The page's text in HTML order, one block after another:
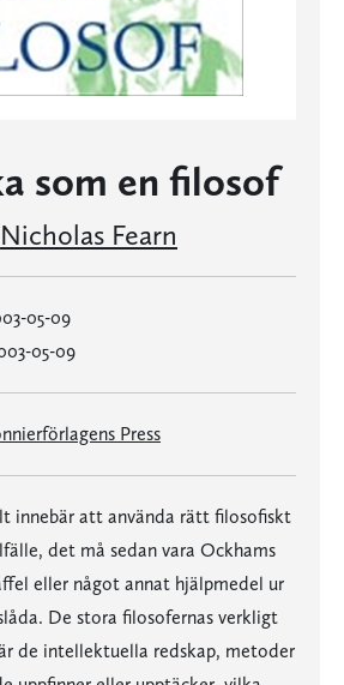
som en filosof
Nicholas Fearn
05-09
05-09
Press
innebär att använda rätt filosofiskt
det må sedan vara Ockhams
eller något annat hjälpmedel ur
De stora filosofernas verkligt
de intellektuella redskap, metoder